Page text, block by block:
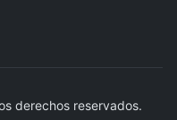
derechos reservados.